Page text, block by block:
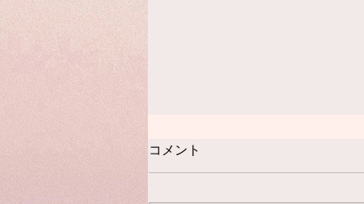
【お願い】(固定記事)
いつもご感想くださる皆様、あり
コメント